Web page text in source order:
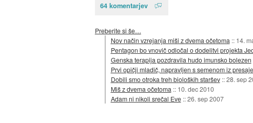
64 komentarjev
Preberite si še…
Nov način vzrejanja miši z dvema očetoma :: 14.
Pentagon bo vnovič odločal o dodelitvi projekta
Genska terapija pozdravila hudo imunsko bolezen
Prvi opičji mladič, napravljen s semenom iz
Dobili smo otroka treh bioloških staršev ::28. sep
Miš z dvema očetoma :: 10. dec 2010
Adam ni nikoli srečal Eve ::26. sep 2007